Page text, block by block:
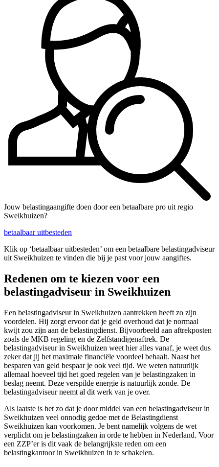
Jouw belastingaangifte doen door een betaalbare pro uit regio
Sweikhuizen?
betaalbaar uitbesteden
Klik op ‘betaalbaar uitbesteden’ om een betaalbare belastingadviseur
uit Sweikhuizen te vinden die bij je past voor jouw aangiftes.
Redenen om te kiezen voor een
belastingadviseur in Sweikhuizen
Een belastingadviseur in Sweikhuizen aantrekken heeft zo zijn
voordelen. Hij zorgt ervoor dat je geld overhoud dat je normaal
kwijt zou zijn aan de belastingdienst. Bijvoorbeeld aan aftrekposten
zoals de MKB regeling en de Zelfstandigenaftrek. De
belastingadviseur in Sweikhuizen weet hier alles vanaf, je weet dus
zeker dat jij het maximale financiële voordeel behaalt. Naast het
besparen van geld bespaar je ook veel tijd. We weten natuurlijk
allemaal hoeveel tijd het goed regelen van je belastingzaken in
beslag neemt. Deze verspilde energie is natuurlijk zonde. De
belastingadviseur neemt al dit werk van je over.
Als laatste is het zo dat je door middel van een belastingadviseur in
Sweikhuizen veel onnodig gedoe met de Belastingdienst
Sweikhuizen kan voorkomen. Je bent namelijk volgens de wet
verplicht om je belastingzaken in orde te hebben in Nederland. Voor
een ZZP’er is dit vaak de belangrijkste reden om een
belastingkantoor in Sweikhuizen in te schakelen.